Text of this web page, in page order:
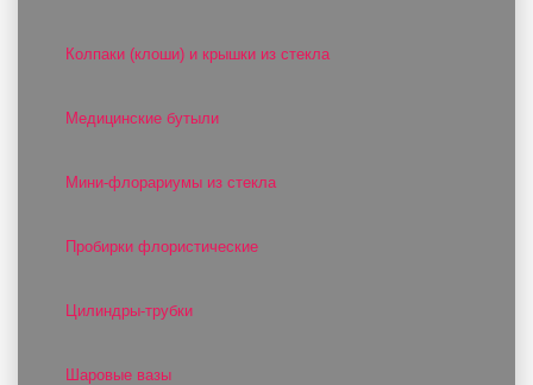
Колпаки (клоши) и крышки из стекла
Медицинские бутыли
Мини-флорариумы из стекла
Пробирки флористические
Цилиндры-трубки
Шаровые вазы